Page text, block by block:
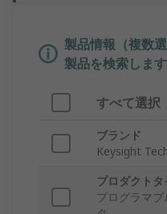
製品情報（複数
製品を検索します
すべて選択
ブランド
Keysight
プロダクトタ
プログラマ